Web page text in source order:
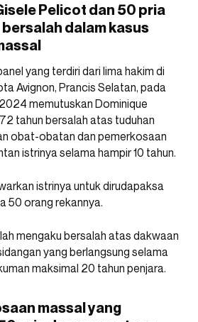
Pelicot dan 50 pria
dalam kasus
yang terdiri dari lima hakim di
Avignon, Prancis Selatan, pada
memutuskan Dominique
tahun bersalah atas tuduhan
obat-obatan dan pemerkosaan
istrinya selama hampir 10 tahun.
istrinya untuk dirudapaksa
50 orang rekannya.
mengaku bersalah atas dakwaan
yang berlangsung selama
maksimal 20 tahun penjara.
massal yang